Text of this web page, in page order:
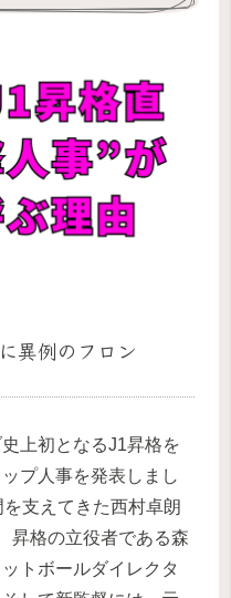
異例のフロン
上初となるJ1昇格を
プ人事を発表しまし
支えてきた西村卓朗
昇格の立役者である森
トボールダイレクタ